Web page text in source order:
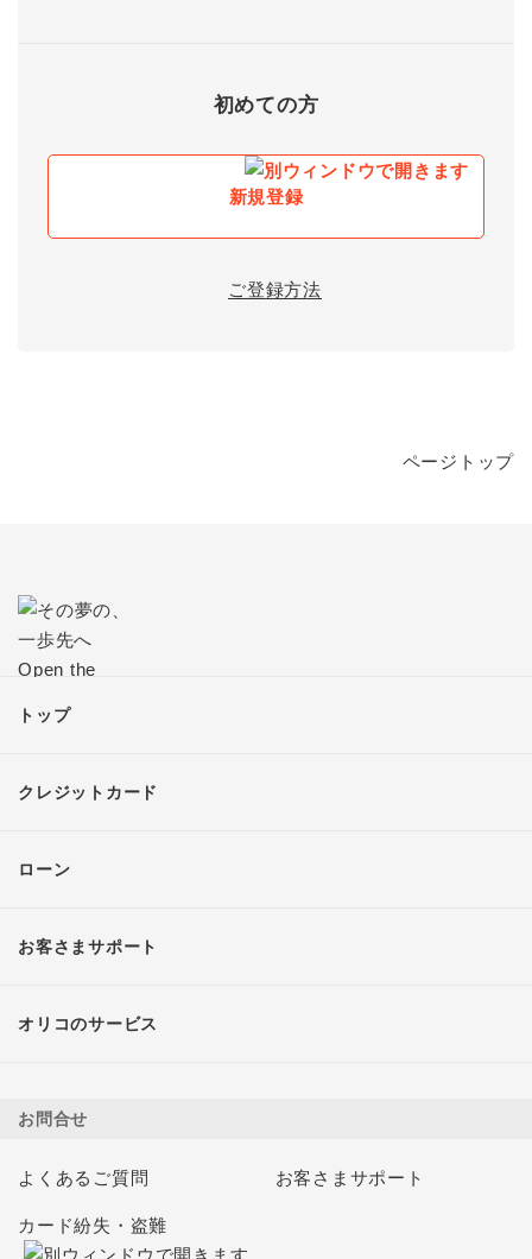
初めての方
新規登録
ご登録方法
ページトップ
トップ
クレジットカード
ローン
お客さまサポート
オリコのサービス
お問合せ
よくあるご質問 お客さまサポート
カード紛失・盗難